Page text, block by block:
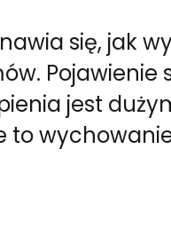
się, jak
Pojawienie
jest
to